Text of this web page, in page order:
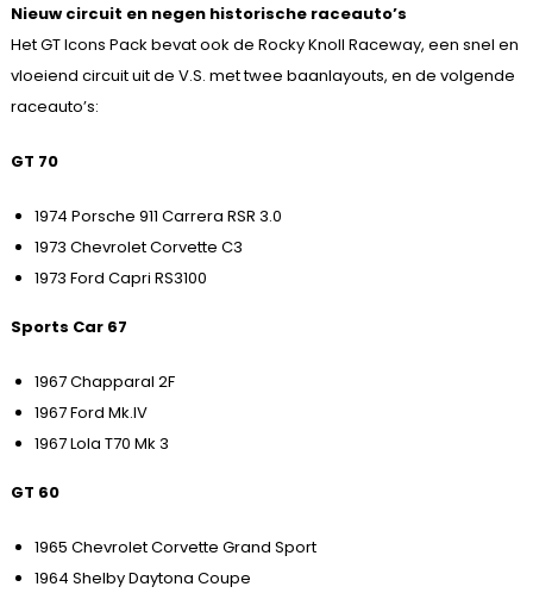
Nieuw circuit en negen historische raceauto’s
Het GT Icons Pack bevat ook de Rocky Knoll Raceway, een snel en
vloeiend circuit uit de V.S. met twee baanlayouts, en de volgende
raceauto’s:
GT 70
1974 Porsche 911 Carrera RSR 3.0
1973 Chevrolet Corvette C3
1973 Ford Capri RS3100
Sports Car 67
1967 Chapparal 2F
1967 Ford Mk.IV
1967 Lola T70 Mk 3
GT 60
1965 Chevrolet Corvette Grand Sport
1964 Shelby Daytona Coupe